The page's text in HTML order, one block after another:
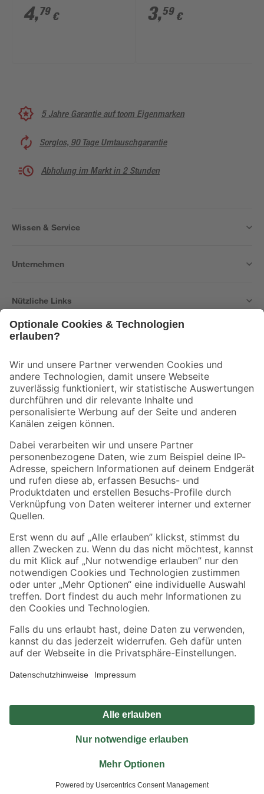
12 Stück
4,79 €
mm, 8 Stück
3,59 €
5 Jahre Garantie auf toom Eigenmarken
Sorglos, 90 Tage Umtauschgarantie
Abholung im Markt in 2 Stunden
Wissen & Service
Unternehmen
Nützliche Links
Der toom Newsletter: Keine Angebote und Aktionen mehr verpassen!
Zur Newsletter Anmeldung
Folge uns
Zahlungsarten Versandarten
Sicher einkaufen
Jetzt die toom-App herunterladen
Alle Preisangaben in EUR inkl. gesetzl. MwSt.. Die dargestellten Angebote sind unter
Umständen nicht in allen Märkten verfügbar. Die angegebenen Verfügbarkeiten beziehen
Produkte nur solange der Vorrat reicht.
*Paketversand ab 59 € versandkostenfrei, gilt nicht für Artikel mit Speditionsversand, hier
Privatsphäre Impressum
Nutzungsbedingungen
Widerrufsrecht
Vertrag widerrufen
© 2026 toom Baumarkt GmbH